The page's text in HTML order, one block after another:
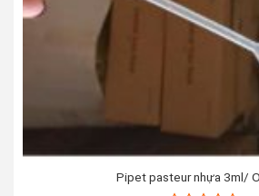
Pipet pasteur nhựa 3ml/